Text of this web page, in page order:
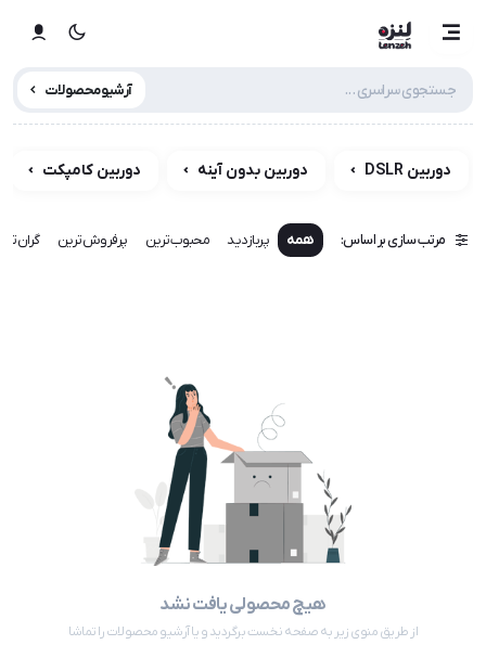
آرشیو محصولات
دوربین DSLR دوربین بدون آینه دوربین کامپکت
مرتب سازی بر اساس: همه پربازدید محبوب‌ترین پرفروش‌ترین
هیچ محصولی یافت نشد
از طریق منوی زیر به صفحه نخست برگردید و یا آرشیو محصولات را تماشا